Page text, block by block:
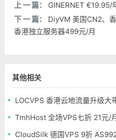
上 一 篇：
GINERNET €19.95/
下 一 篇：
DiyVM 美国CN2、
香港独立服务器499元/月
其他相关
LOCVPS 香港云地流量升级大
CloudSilk 德国VPS 9折